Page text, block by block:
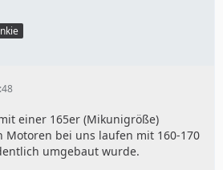
einer 165er (Mikunigröße)
Motoren bei uns laufen mit 160-170
umgebaut wurde.